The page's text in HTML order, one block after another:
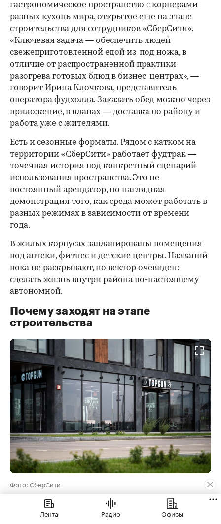
гастрономическое пространство с корнерами
разных кухонь мира, открытое еще на этапе
строительства для сотрудников «СберСити».
«Ключевая задача — обеспечить людей
свежеприготовленной едой из-под ножа, в
отличие от распространенной практики
разогрева готовых блюд в бизнес-центрах», —
говорит Ирина Клочкова, представитель
оператора фудхолла. Заказать обед можно через
приложение, в планах — доставка по району и
работа уже с жителями.
Есть и сезонные форматы. Рядом с катком на
территории «СберСити» работает фудтрак —
точечная история под конкретный сценарий
использования пространства. Это не
постоянный арендатор, но наглядная
демонстрация того, как среда может работать в
разных режимах в зависимости от времени
года.
В жилых корпусах запланированы помещения
под аптеки, фитнес и детские центры. Названий
пока не раскрывают, но вектор очевиден:
сделать жизнь внутри района по-настоящему
автономной.
Почему заходят на этапе
строительства
Фото: СберСити
В премиальные проекты заходят рано, и не
только из-за ставки. Лучшие помещения
Лента Радио Офисы